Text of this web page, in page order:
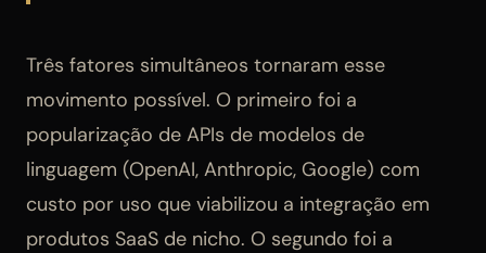
Três fatores simultâneos tornaram esse
movimento possível. O primeiro foi a
popularização de APIs de modelos de
linguagem (OpenAI, Anthropic, Google) com
custo por uso que viabilizou a integração em
produtos SaaS de nicho. O segundo foi a